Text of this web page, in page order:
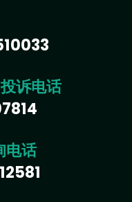
诉电话
电话